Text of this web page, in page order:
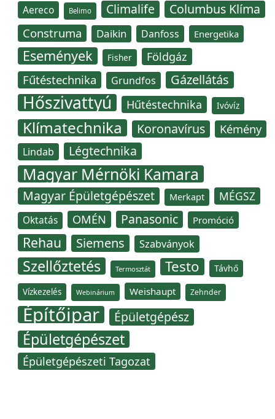
Aereco Belimo Climalife Columbus Klíma
Construma Daikin Danfoss Energetika
Események Fisher Földgáz
Fűtéstechnika Grundfos Gázellátás
Hőszivattyú Hűtéstechnika Ivóvíz
Klímatechnika Koronavírus Kémény
Lindab Légtechnika
Magyar Mérnöki Kamara
Magyar Épületgépészet Merkapt MÉGSZ
Oktatás OMÉN Panasonic Promóció
Rehau Siemens Szabványok
Szellőztetés Termosztát Testo Távhő
Vízkezelés Webinárium Weishaupt Zehnder
Építőipar Épületgépész
Épületgépészet
Épületgépészeti Tagozat